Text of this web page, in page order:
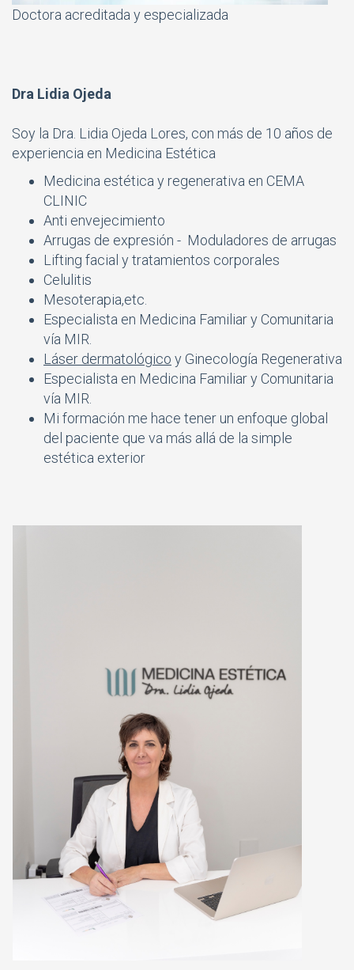
Doctora acreditada y especializada
Dra Lidia Ojeda
Soy la Dra. Lidia Ojeda Lores, con más de 10 años de
experiencia en Medicina Estética
Medicina estética y regenerativa en CEMA
CLINIC
Anti envejecimiento
Arrugas de expresión - Moduladores de arrugas
Lifting facial y tratamientos corporales
Celulitis
Mesoterapia,etc.
Especialista en Medicina Familiar y Comunitaria
vía MIR.
Láser dermatológico y Ginecología Regenerativa
Especialista en Medicina Familiar y Comunitaria
vía MIR.
Mi formación me hace tener un enfoque global
del paciente que va más allá de la simple
estética exterior